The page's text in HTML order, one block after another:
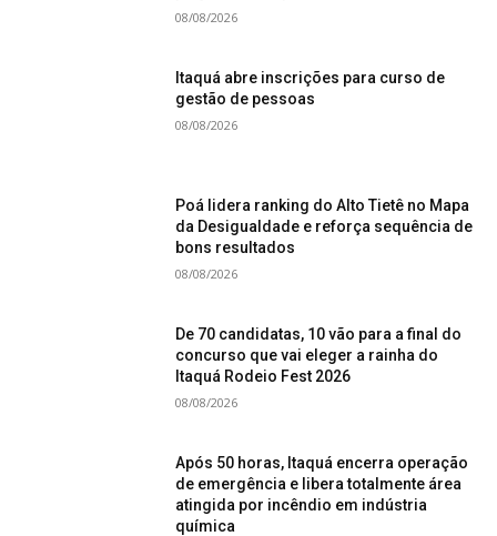
08/08/2026
Itaquá abre inscrições para curso de
gestão de pessoas
08/08/2026
Poá lidera ranking do Alto Tietê no Mapa
da Desigualdade e reforça sequência de
bons resultados
08/08/2026
De 70 candidatas, 10 vão para a final do
concurso que vai eleger a rainha do
Itaquá Rodeio Fest 2026
08/08/2026
Após 50 horas, Itaquá encerra operação
de emergência e libera totalmente área
atingida por incêndio em indústria
química